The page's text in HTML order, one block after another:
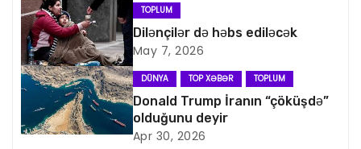
i
q
a
s
TOPLUM
Dilənçilər də həbs ediləcək
May 7, 2026
DÜNYA TOP XƏBƏR TOPLUM
Donald Trump İranın “çöküşdə”
olduğunu deyir
Apr 30, 2026